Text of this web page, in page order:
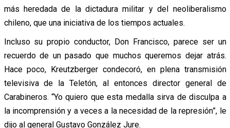
más heredada de la dictadura militar y del neoliberalismo
chileno, que una iniciativa de los tiempos actuales.
Incluso su propio conductor, Don Francisco, parece ser un
recuerdo de un pasado que muchos queremos dejar atrás.
Hace poco, Kreutzberger condecoró, en plena transmisión
televisiva de la Teletón, al entonces director general de
Carabineros. “Yo quiero que esta medalla sirva de disculpa a
la incomprensión y a veces a la necesidad de la represión”, le
dijo al general Gustavo González Jure.